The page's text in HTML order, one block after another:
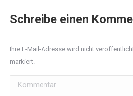
Schreibe einen
Ihre E-Mail-Adresse wird nicht
markiert.
Kommentar